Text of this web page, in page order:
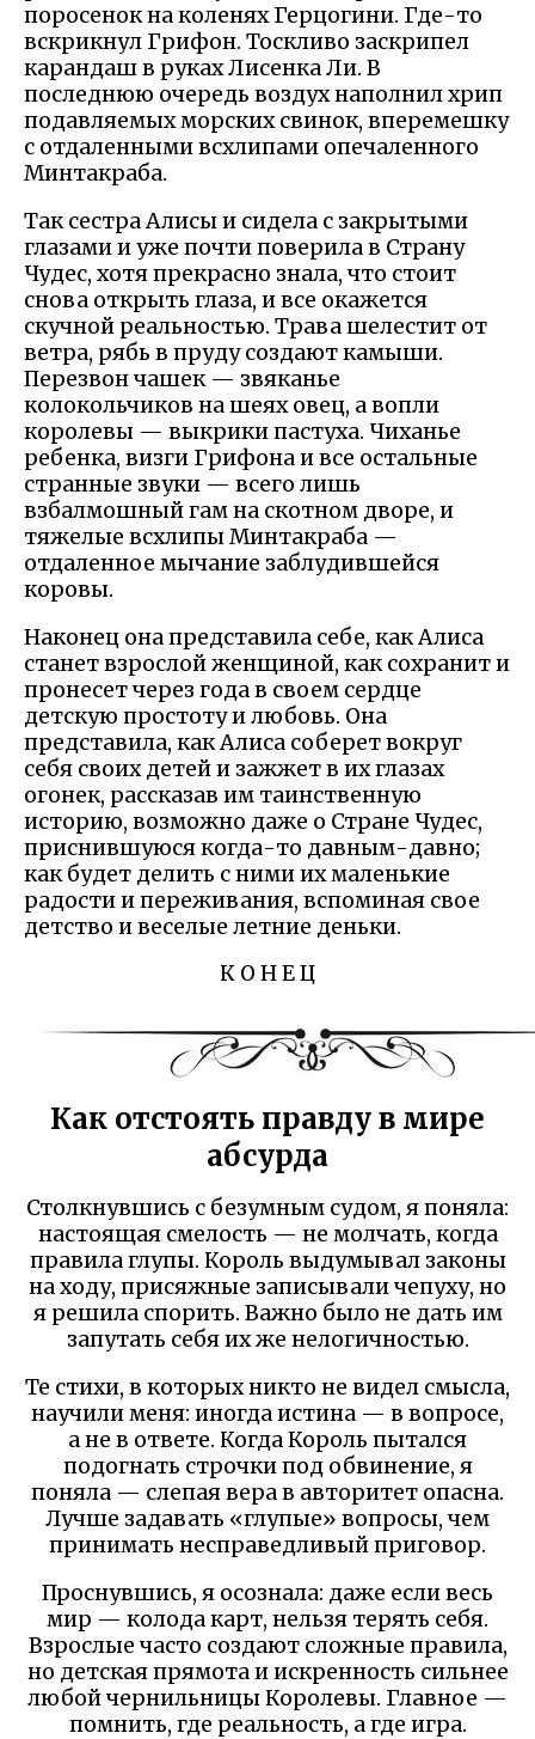
поросенок на коленях Герцогини. Где-то
вскрикнул Грифон. Тоскливо заскрипел
карандаш в руках Лисенка Ли. В
последнюю очередь воздух наполнил хрип
подавляемых морских свинок, вперемешку
с отдаленными всхлипами опечаленного
Минтакраба.
Так сестра Алисы и сидела с закрытыми
глазами и уже почти поверила в Страну
Чудес, хотя прекрасно знала, что стоит
снова открыть глаза, и все окажется
скучной реальностью. Трава шелестит от
ветра, рябь в пруду создают камыши.
Перезвон чашек — звяканье
колокольчиков на шеях овец, а вопли
королевы — выкрики пастуха. Чиханье
ребенка, визги Грифона и все остальные
странные звуки — всего лишь
взбалмошный гам на скотном дворе, и
тяжелые всхлипы Минтакраба —
отдаленное мычание заблудившейся
коровы.
Наконец она представила себе, как Алиса
станет взрослой женщиной, как сохранит и
пронесет через года в своем сердце
детскую простоту и любовь. Она
представила, как Алиса соберет вокруг
себя своих детей и зажжет в их глазах
огонек, рассказав им таинственную
историю, возможно даже о Стране Чудес,
приснившуюся когда-то давным-давно;
как будет делить с ними их маленькие
радости и переживания, вспоминая свое
детство и веселые летние деньки.
К О Н Е Ц
Как отстоять правду в мире
абсурда
Столкнувшись с безумным судом, я поняла:
настоящая смелость — не молчать, когда
правила глупы. Король выдумывал законы
на ходу, присяжные записывали чепуху, но
я решила спорить. Важно было не дать им
запутать себя их же нелогичностью.
Те стихи, в которых никто не видел смысла,
научили меня: иногда истина — в вопросе,
а не в ответе. Когда Король пытался
подогнать строчки под обвинение, я
поняла — слепая вера в авторитет опасна.
Лучше задавать «глупые» вопросы, чем
принимать несправедливый приговор.
Проснувшись, я осознала: даже если весь
мир — колода карт, нельзя терять себя.
Взрослые часто создают сложные правила,
но детская прямота и искренность сильнее
любой чернильницы Королевы. Главное —
помнить, где реальность, а где игра.